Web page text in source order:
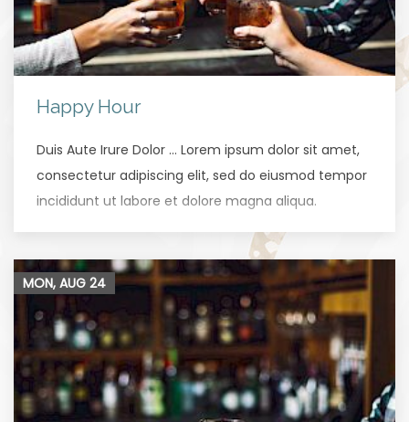
Happy Hour
Duis Aute Irure Dolor … Lorem ipsum dolor sit amet,
consectetur adipiscing elit, sed do eiusmod tempor
incididunt ut labore et dolore magna aliqua.
MON, AUG 24